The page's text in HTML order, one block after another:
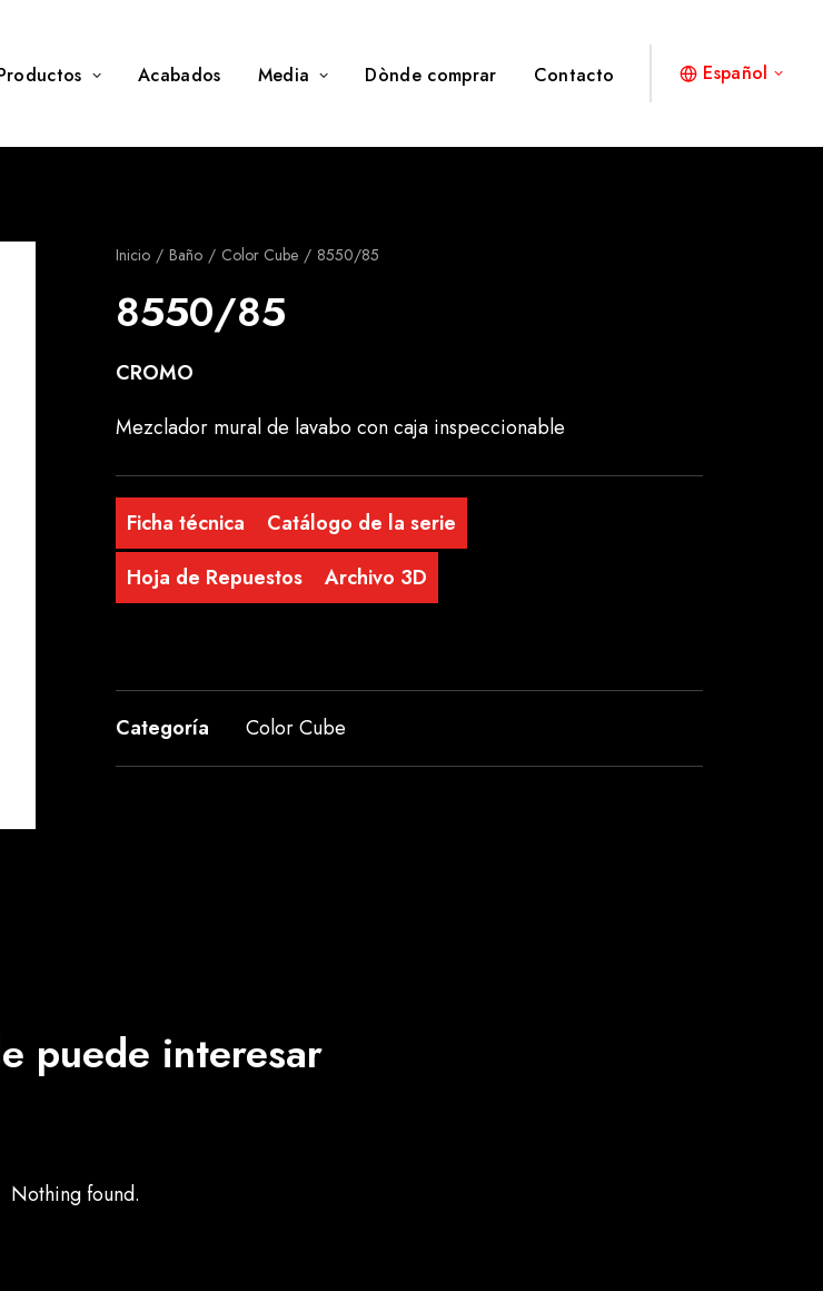
Acabados Media Dònde comprar Contacto Español
Inicio Baño Color Cube 8550/85
8550/85
CROMO
Mezclador mural de lavabo con caja inspeccionable
Ficha técnica
Catálogo de la serie
Hoja de Repuestos
Archivo 3D
Categoría Color Cube
puede interesar
Nothing found.